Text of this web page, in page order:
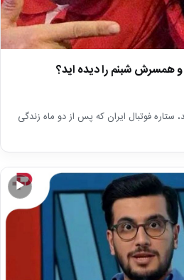
و همسرش شبنم را دیده اید؟
ستاره فوتبال ایران که پس از دو ماه زندگی
▶